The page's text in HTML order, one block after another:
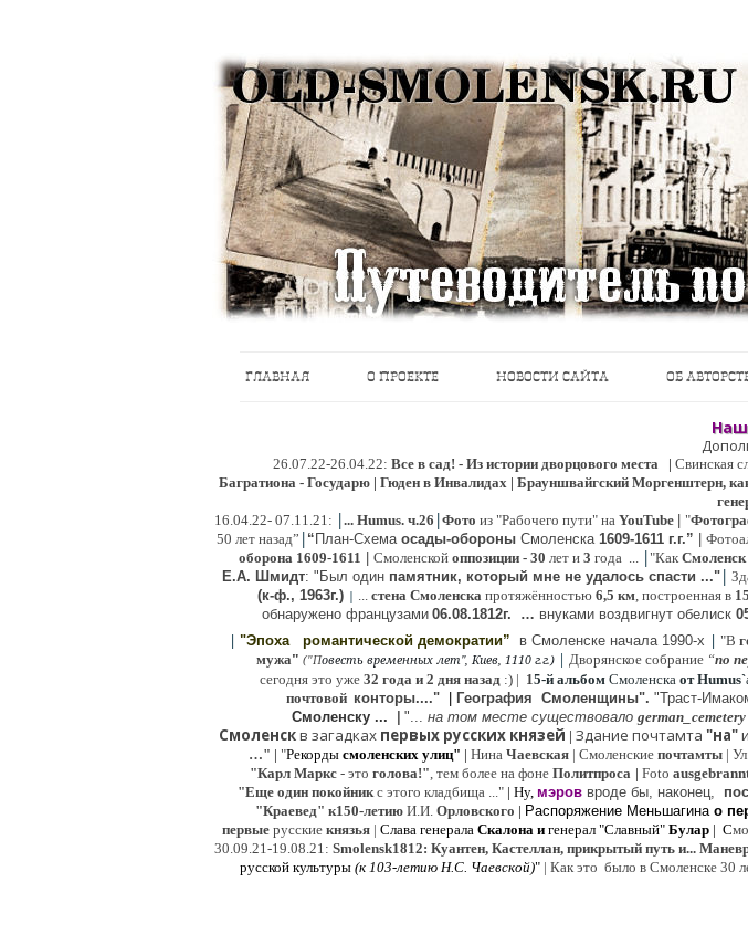
Старый Cмоленск
ГЛАВНАЯ О ПРОЕКТЕ НОВОСТИ САЙТА ОБ
26.07.22-26.04.22: Все в сад! - Из истории дворцового места | Свинская
Багратиона - Государю | Гюден в Инвалидах | Брауншвайгский Моргенштерн,
16.04.22- 07.11.21: |... Humus. ч.26 |Фото из "Рабочего пути" на YouTube "
50 лет назад” | “ План-Схема осады-обороны Смоленска 1609-1611 г.г.”
оборона 1609-1611 Смоленской оппозиции - 30 лет и 3 года ... |"Как Смоленск
Е.А. Шмидт: "Был один памятник, который мне не удалось спасти ..." |
(к-ф., 1963г.) | ... стена Смоленска протяжённостью 6,5 км, построенная в
обнаружено французами 06.08.1812г. … внуками воздвигнут обелиск
| "Эпохаромантической демократии” в Смоленске начала 1990-х | "В
мужа" ("Повесть временных лет", Киев, 1110 г.г.) | Дворянское собрание “по
сегодня это уже 32 года и 2 дня назад :) | 15-й альбом Смоленска от Humus`
почтовой конторы...." Гeография Cмоленщины". "Траст-
Смоленску ...
"... на том месте существовало
Смоленскв загадках первых русских князей | Здание почтамта "на"
…" | "Рекорды смоленских улиц" | Нина Чаевская | Смоленские почтамты |
"Карл Маркс - это голова!", тем более на фоне Политпроса | Foto
"Еще один покойникс этого кладбища ..." | Ну, мэров вроде бы, наконец,
"Краевед" к150-летию И.И. Орловского | Распоряжение Меньшагина о
первые русские князья | Слава генерала Скалона и генерал "Славный" Булар | С
30.09.21-19.08.21: Smolensk1812: Куантен, Кастеллан, прикрытый путь и...
русской культуры (к 103-летию Н.С. Чаевской)" | Как это было в Смоленске 30